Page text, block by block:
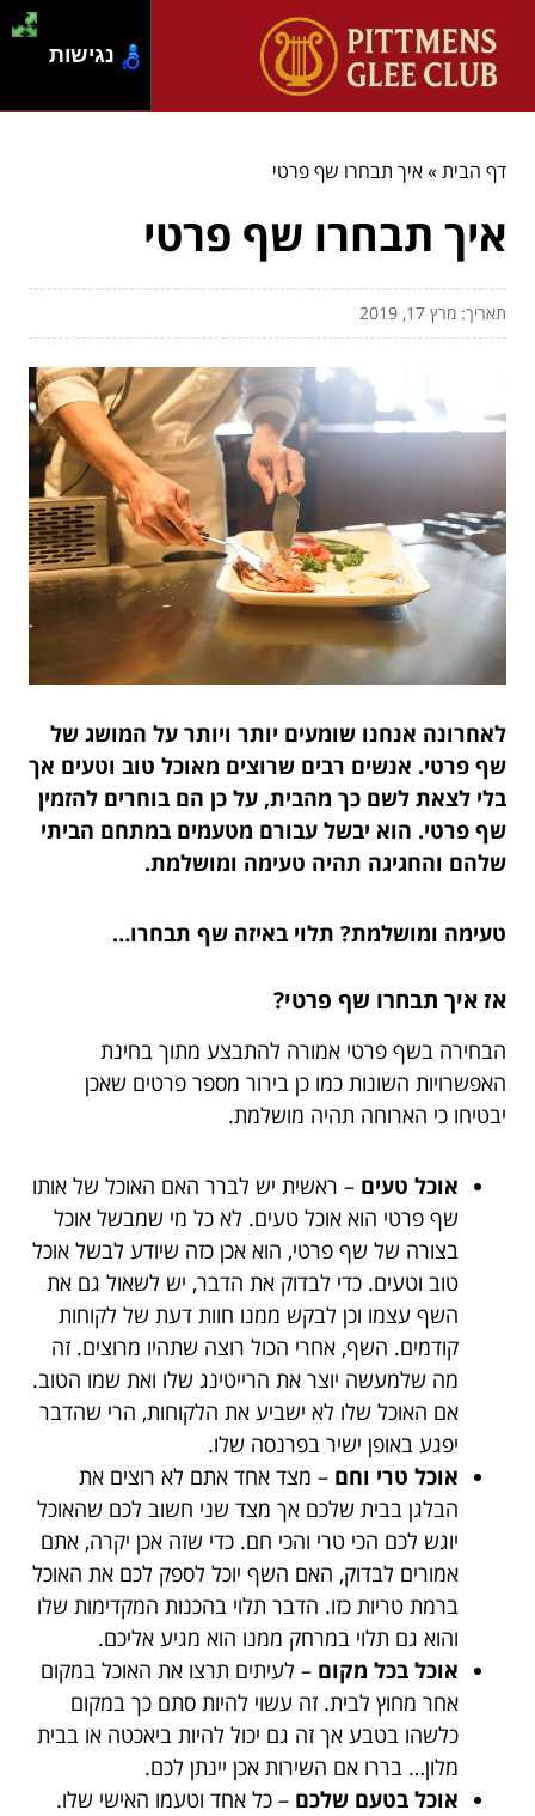
דף הבית»איך תבחרו שף פרטי
איך תבחרו שף פרטי
תאריך: מרץ 17, 2019
לאחרונה אנחנו שומעים יותר ויותר על המושג של
שף פרטי. אנשים רבים שרוצים מאוכל טוב וטעים אך
בלי לצאת לשם כך מהבית, על כן הם בוחרים להזמין
שף פרטי. הוא יבשל עבורם מטעמים במתחם הביתי
שלהם והחגיגה תהיה טעימה ומושלמת.
טעימה ומושלמת? תלוי באיזה שף תבחרו…
אז איך תבחרו שף פרטי?
הבחירה בשף פרטי אמורה להתבצע מתוך בחינת
האפשרויות השונות כמו כן בירור מספר פרטים שאכן
יבטיחו כי הארוחה תהיה מושלמת.
אוכל טעים – ראשית יש לברר האם האוכל של אותו
שף פרטי הוא אוכל טעים. לא כל מי שמבשל אוכל
בצורה של שף פרטי, הוא אכן כזה שיודע לבשל אוכל
טוב וטעים. כדי לבדוק את הדבר, יש לשאול גם את
השף עצמו וכן לבקש ממנו חוות דעת של לקוחות
קודמים. השף, אחרי הכול רוצה שתהיו מרוצים. זה
מה שלמעשה יוצר את הרייטינג שלו ואת שמו הטוב.
אם האוכל שלו לא ישביע את הלקוחות, הרי שהדבר
יפגע באופן ישיר בפרנסה שלו.
אוכל טרי וחם – מצד אחד אתם לא רוצים את
הבלגן בבית שלכם אך מצד שני חשוב לכם שהאוכל
יוגש לכם הכי טרי והכי חם. כדי שזה אכן יקרה, אתם
אמורים לבדוק, האם השף יוכל לספק לכם את האוכל
ברמת טריות כזו. הדבר תלוי בהכנות המקדימות שלו
והוא גם תלוי במרחק ממנו הוא מגיע אליכם.
אוכל בכל מקום – לעיתים תרצו את האוכל במקום
אחר מחוץ לבית. זה עשוי להיות סתם כך במקום
כלשהו בטבע אך זה גם יכול להיות ביאכטה או בבית
מלון… בררו אם השירות אכן יינתן לכם.
אוכל בטעם שלכם – כל אחד וטעמו האישי שלו.
נגישות